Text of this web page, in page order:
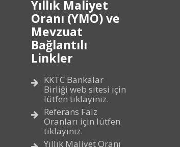
Yıllık Maliyet
Oranı (YMO) ve
Mevzuat
Bağlantılı
Linkler
KKTC Bankalar
Birliği web sitesi için
lütfen tıklayınız.
Referans Faiz
Oranları için lütfen
tıklayınız.
Yıllık Maliyet Oranı